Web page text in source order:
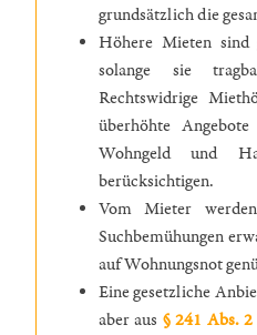
grundsätzlich die
Höhere Mieten sind
solange sie
Rechtswidrige
überhöhte
Wohngeld und
berücksichtigen.
Vom Mieter
Suchbemühungen
auf Wohnungsnot
Eine gesetzliche
aber aus § 241 Abs.